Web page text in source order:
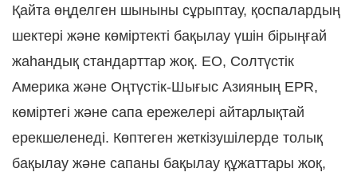
Қайта өңделген шыныны сұрыптау, қоспалардың
шектері және көміртекті бақылау үшін бірыңғай
жаһандық стандарттар жоқ. ЕО, Солтүстік
Америка және Оңтүстік-Шығыс Азияның EPR,
көміртегі және сапа ережелері айтарлықтай
ерекшеленеді. Көптеген жеткізушілерде толық
бақылау және сапаны бақылау құжаттары жоқ,